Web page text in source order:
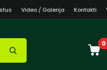
Video / Galerija Kontakti
0